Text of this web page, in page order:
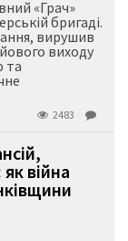
«Грач»
бригаді.
вирушив
виходу
та
2483
як війна